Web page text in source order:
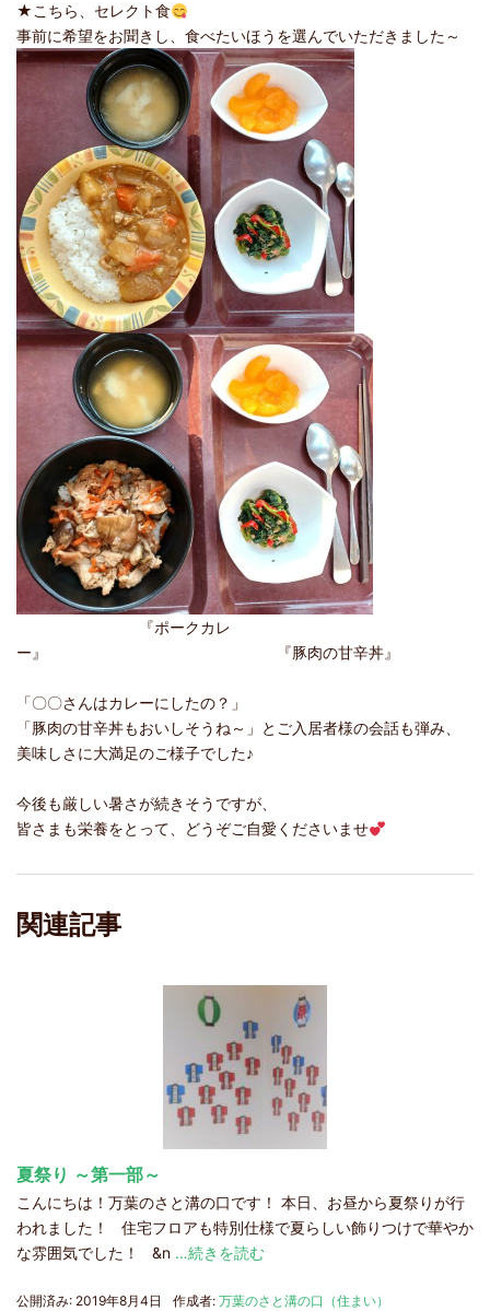
★こちら、セレクト食
事前に希望をお聞きし、食べたいほうを選んでいただきました～
『ポークカレ
ー』 『豚肉の甘辛丼』
「〇〇さんはカレーにしたの？」
「豚肉の甘辛丼もおいしそうね～」とご入居者様の会話も弾み、
美味しさに大満足のご様子でした♪
今後も厳しい暑さが続きそうですが、
皆さまも栄養をとって、どうぞご自愛くださいませ
関連記事
夏祭り ～第一部～
こんにちは！万葉のさと溝の口です！ 本日、お昼から夏祭りが行
われました！ 住宅フロアも特別仕様で夏らしい飾りつけで華やか
な雰囲気でした！ &n …続きを読む
公開済み: 2019年8月4日 作成者: 万葉のさと溝の口（住まい）